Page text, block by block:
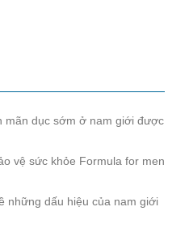
mãn dục sớm ở nam giới được
vệ sức khỏe Formula for men
những dấu hiệu của nam giới